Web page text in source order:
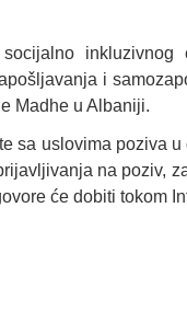
inkluzivnog
i
Madhe u Albaniji.
sa uslovima poziva
na poziv,
će dobiti tokom